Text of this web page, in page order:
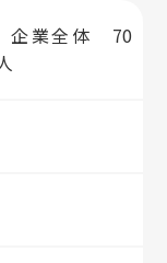
企業全体 70